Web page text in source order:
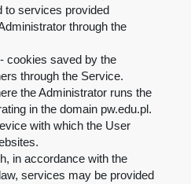
to services provided
through the
- cookies saved by the
through the Service.
the Administrator runs the
in the domain pw.edu.pl .
with which the User
in accordance with the
services may be provided